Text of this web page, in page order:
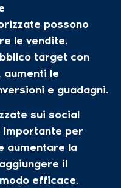
possono
le vendite.
target con
le
e guadagni.
sui social
importante per
aumentare la
il
efficace.